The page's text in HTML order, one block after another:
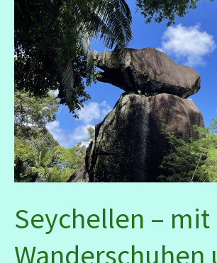
Seychellen – mit
Wanderschuhen